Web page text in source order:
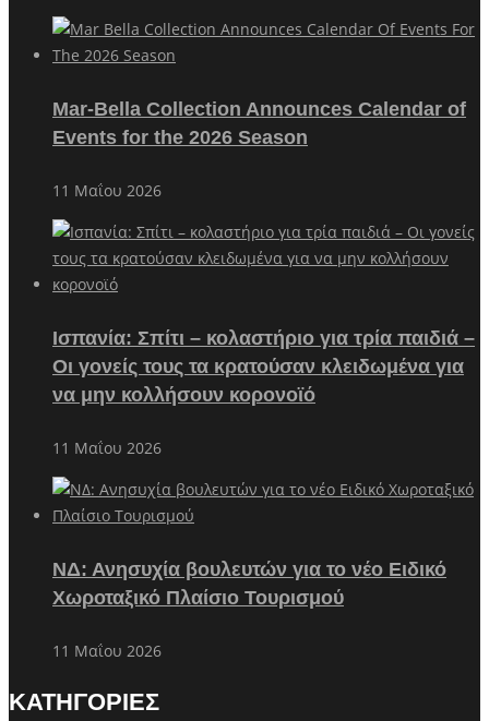
Mar-Bella Collection Announces Calendar of
Events for the 2026 Season
11 Μαΐου 2026
Ισπανία: Σπίτι – κολαστήριο για τρία παιδιά –
Οι γονείς τους τα κρατούσαν κλειδωμένα για
να μην κολλήσουν κορονοϊό
11 Μαΐου 2026
ΝΔ: Ανησυχία βουλευτών για το νέο Ειδικό
Χωροταξικό Πλαίσιο Τουρισμού
11 Μαΐου 2026
ΚΑΤΗΓΟΡΙΕΣ